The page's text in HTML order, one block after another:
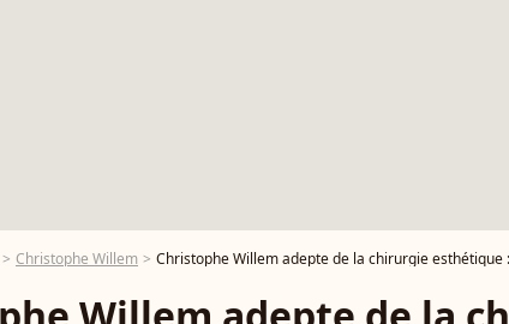
Christophe Willem Christophe Willem adepte de la chirurgie